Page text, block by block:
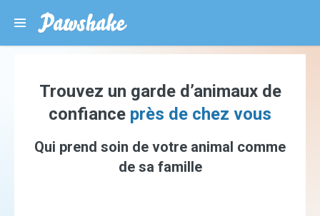
Trouvez un garde d’animaux de
confiance près de chez vous
Qui prend soin de votre animal comme
de sa famille